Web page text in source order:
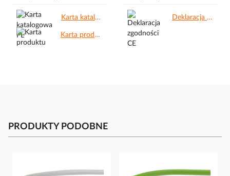
Karta katalogowa PL.pdf
Karta produktu.pdf
Deklaracja zgodności CE.pdf
PRODUKTY PODOBNE